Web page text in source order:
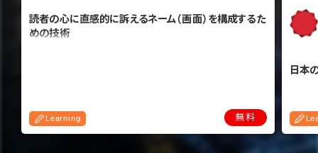
読者の心に直感的に訴えるネーム（画面）を構成するた
めの技術
Learning 無料
日本